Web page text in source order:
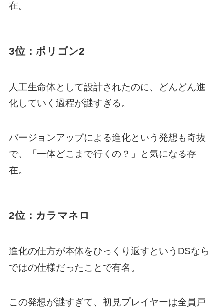
在。
3位：ポリゴン2
人工生命体として設計されたのに、どんどん進
化していく過程が謎すぎる。
バージョンアップによる進化という発想も奇抜
で、「一体どこまで行くの？」と気になる存
在。
2位：カラマネロ
進化の仕方が本体をひっくり返すというDSなら
ではの仕様だったことで有名。
この発想が謎すぎて、初見プレイヤーは全員戸